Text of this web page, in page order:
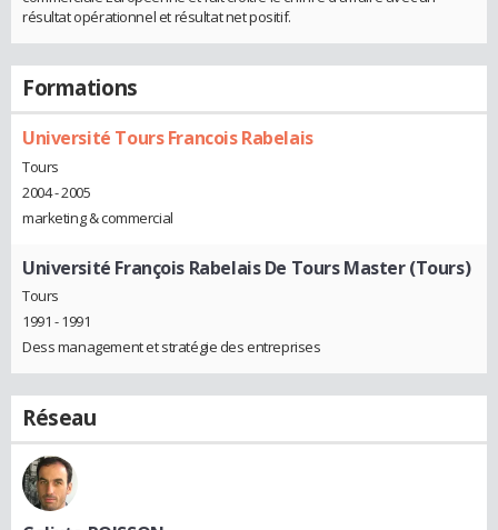
résultat opérationnel et résultat net positif.
Formations
Université Tours Francois Rabelais
Tours
2004 - 2005
marketing & commercial
Université François Rabelais De Tours Master (Tours)
Tours
1991 - 1991
Dess management et stratégie des entreprises
Réseau